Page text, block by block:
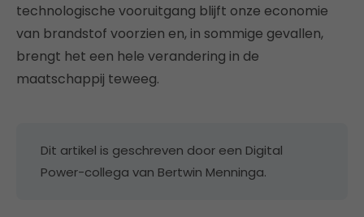
technologische vooruitgang blijft onze economie
van brandstof voorzien en, in sommige gevallen,
brengt het een hele verandering in de
maatschappij teweeg.
Dit artikel is geschreven door een Digital
Power-collega van Bertwin Menninga.